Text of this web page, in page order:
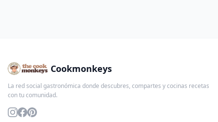
Cookmonkeys
La red social gastronómica donde descubres, compartes y cocinas recetas
con tu comunidad.